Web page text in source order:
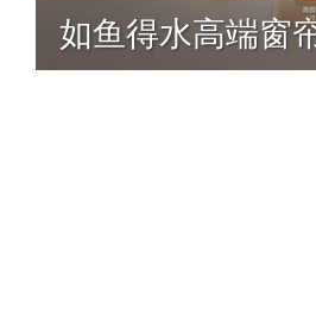
如鱼得水高端窗